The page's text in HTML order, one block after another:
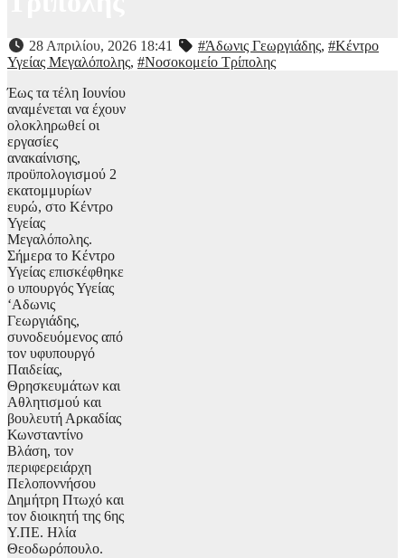
28 Απριλίου, 2026 18:41 #Άδωνις Γεωργιάδης, #Κέντρο
Υγείας Μεγαλόπολης, #Νοσοκομείο Τρίπολης
Έως τα τέλη Ιουνίου
αναμένεται να έχουν
ολοκληρωθεί οι
εργασίες
ανακαίνισης,
προϋπολογισμού 2
εκατομμυρίων
ευρώ, στο Κέντρο
Υγείας
Μεγαλόπολης.
Σήμερα το Κέντρο
Υγείας επισκέφθηκε
ο υπουργός Υγείας
‘Αδωνις
Γεωργιάδης,
συνοδευόμενος από
τον υφυπουργό
Παιδείας,
Θρησκευμάτων και
Αθλητισμού και
βουλευτή Αρκαδίας
Κωνσταντίνο
Βλάση, τον
περιφερειάρχη
Πελοποννήσου
Δημήτρη Πτωχό και
τον διοικητή της 6ης
Υ.ΠΕ. Ηλία
Θεοδωρόπουλο.